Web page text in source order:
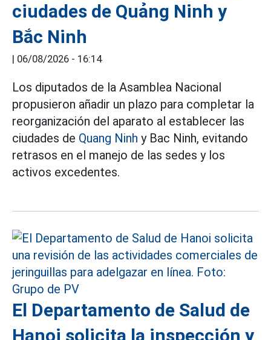
ciudades de Quảng Ninh y
Bắc Ninh
| 06/08/2026 - 16:14
Los diputados de la Asamblea Nacional
propusieron añadir un plazo para completar la
reorganización del aparato al establecer las
ciudades de Quang Ninh y Bac Ninh, evitando
retrasos en el manejo de las sedes y los
activos excedentes.
El Departamento de Salud de
Hanoi solicita la inspección y